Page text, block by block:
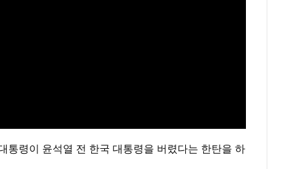
통령이 윤석열 전 한국 대통령을 버렸다는 한탄을 하